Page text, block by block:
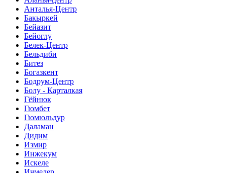
Анталья-Центр
Бакыркей
Бейазит
Бейоглу
Белек-Центр
Бельдиби
Битез
Богазкент
Бодрум-Центр
Болу - Карталкая
Гёйнюк
Гюмбет
Гюмюльдур
Даламан
Дидим
Измир
Инжекум
Искеле